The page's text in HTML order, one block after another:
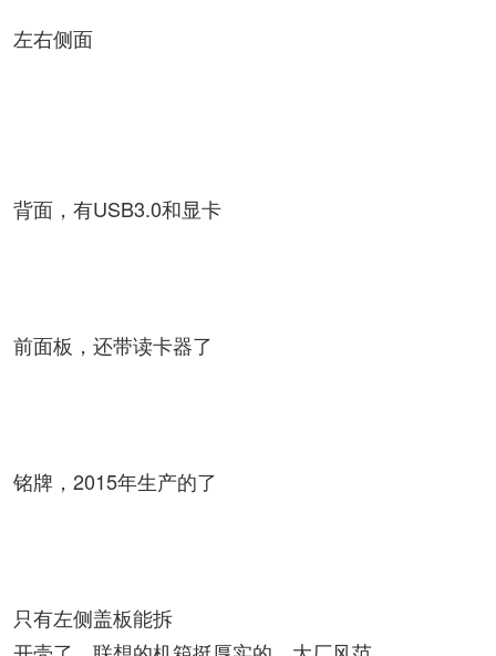
左右侧面
背面，有USB3.0和显卡
前面板，还带读卡器了
铭牌，2015年生产的了
只有左侧盖板能拆